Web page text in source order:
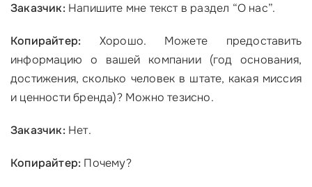
Заказчик:Напишите мне текст в раздел “О нас”.
Копирайтер: Хорошо. Можете предоставить
информацию о вашей компании (год основания,
достижения, сколько человек в штате, какая миссия
и ценности бренда)? Можно тезисно.
Заказчик:Нет.
Копирайтер: Почему?